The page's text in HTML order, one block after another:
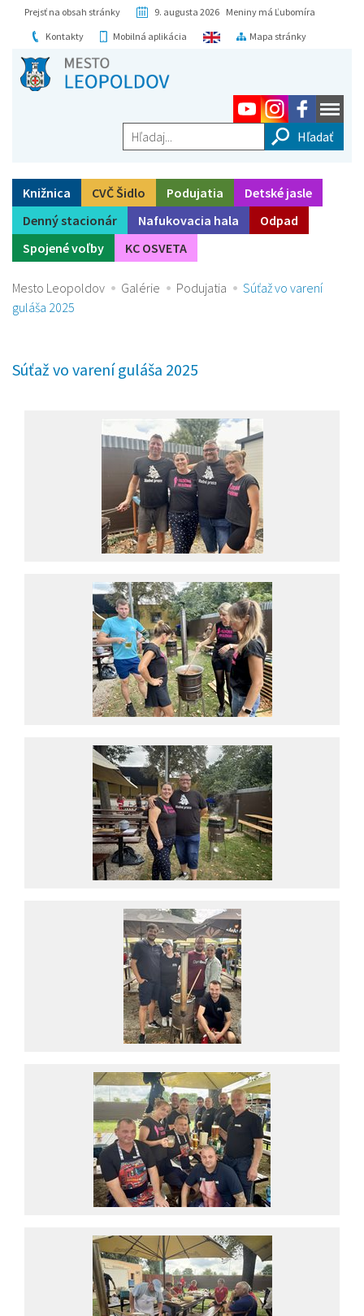
Prejsť na obsah stránky
9. augusta 2026 Meniny má Ľubomíra
Kontakty
Mobilná aplikácia Mapa stránky
Hľadaj...
Knižnica CVČ Šidlo Podujatia
Detské jasle
Denný stacionár
Nafukovacia hala
Odpad
Spojené voľby
KC OSVETA
Mesto Leopoldov Galérie Podujatia
Súťaž vo varení
guláša 2025
Súťaž vo varení guláša 2025